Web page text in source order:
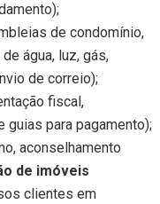
de condomínio,
água, luz, gás,
de correio);
fiscal,
para pagamento);
aconselhamento
de imóveis
clientes em